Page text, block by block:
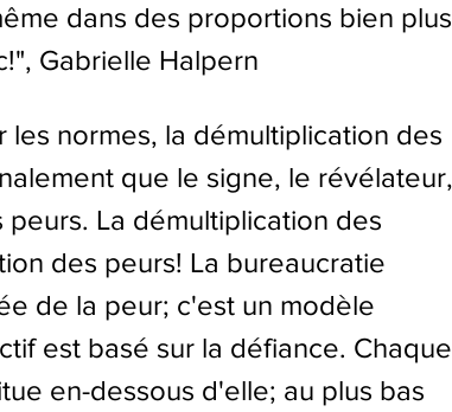
dans des proportions bien plus
Gabrielle Halpern
normes, la démultiplication des
que le signe, le révélateur,
La démultiplication des
des peurs! La bureaucratie
de la peur; c'est un modèle
est basé sur la défiance. Chaque
en-dessous d'elle; au plus bas